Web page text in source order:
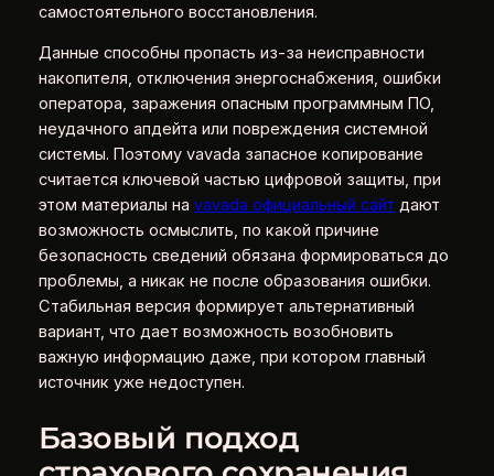
самостоятельного восстановления.
Данные способны пропасть из-за неисправности
накопителя, отключения энергоснабжения, ошибки
оператора, заражения опасным программным ПО,
неудачного апдейта или повреждения системной
системы. Поэтому vavada запасное копирование
считается ключевой частью цифровой защиты, при
этом материалы на vavada официальный сайт дают
возможность осмыслить, по какой причине
безопасность сведений обязана формироваться до
проблемы, а никак не после образования ошибки.
Стабильная версия формирует альтернативный
вариант, что дает возможность возобновить
важную информацию даже, при котором главный
источник уже недоступен.
Базовый подход